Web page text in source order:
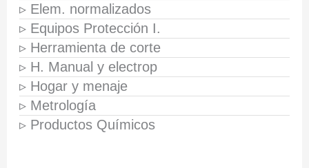
▹ Elem. normalizados
▹ Equipos Protección I.
▹ Herramienta de corte
▹ H. Manual y electrop
▹ Hogar y menaje
▹ Metrología
▹ Productos Químicos